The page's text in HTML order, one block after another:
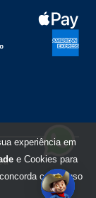
experiência em
e Cookies para
com o uso